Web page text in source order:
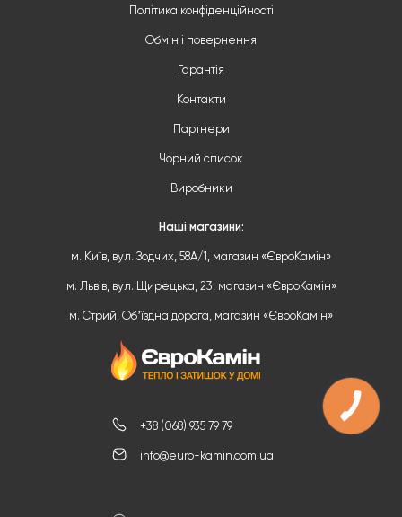
+38 (068) 935 79 79
info@euro-kamin.com.ua
Політика конфіденційності
Обмін і повернення
Гарантія
Контакти
Партнери
Чорний список
Виробники
Наші магазини:
м. Київ, вул. Зодчих, 58А/1, магазин «ЄвроКамін»
м. Львів, вул. Щирецька, 23, магазин «ЄвроКамін»
м. Стрий, Обʼїздна дорога, магазин «ЄвроКамін»
КНОПКА
ЗВ'ЯЗКУ